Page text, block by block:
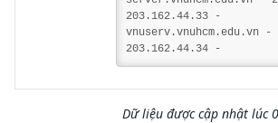
203.162.44.33 -
vnuserv.vnuhcm.edu.vn -
203.162.44.34 -
Dữ liệu được cập nhật lúc